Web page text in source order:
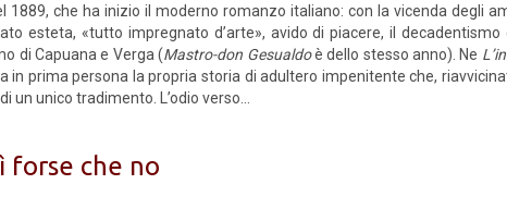
1889, che ha inizio il moderno romanzo italiano: con la vicenda degli
esteta, «tutto impregnato d’arte», avido di piacere, il decadentismo
di Capuana e Verga (Mastro-don Gesualdoè dello stesso anno). Ne
in prima persona la propria storia di adultero impenitente che,
unico tradimento. L’odio verso...
forse che no